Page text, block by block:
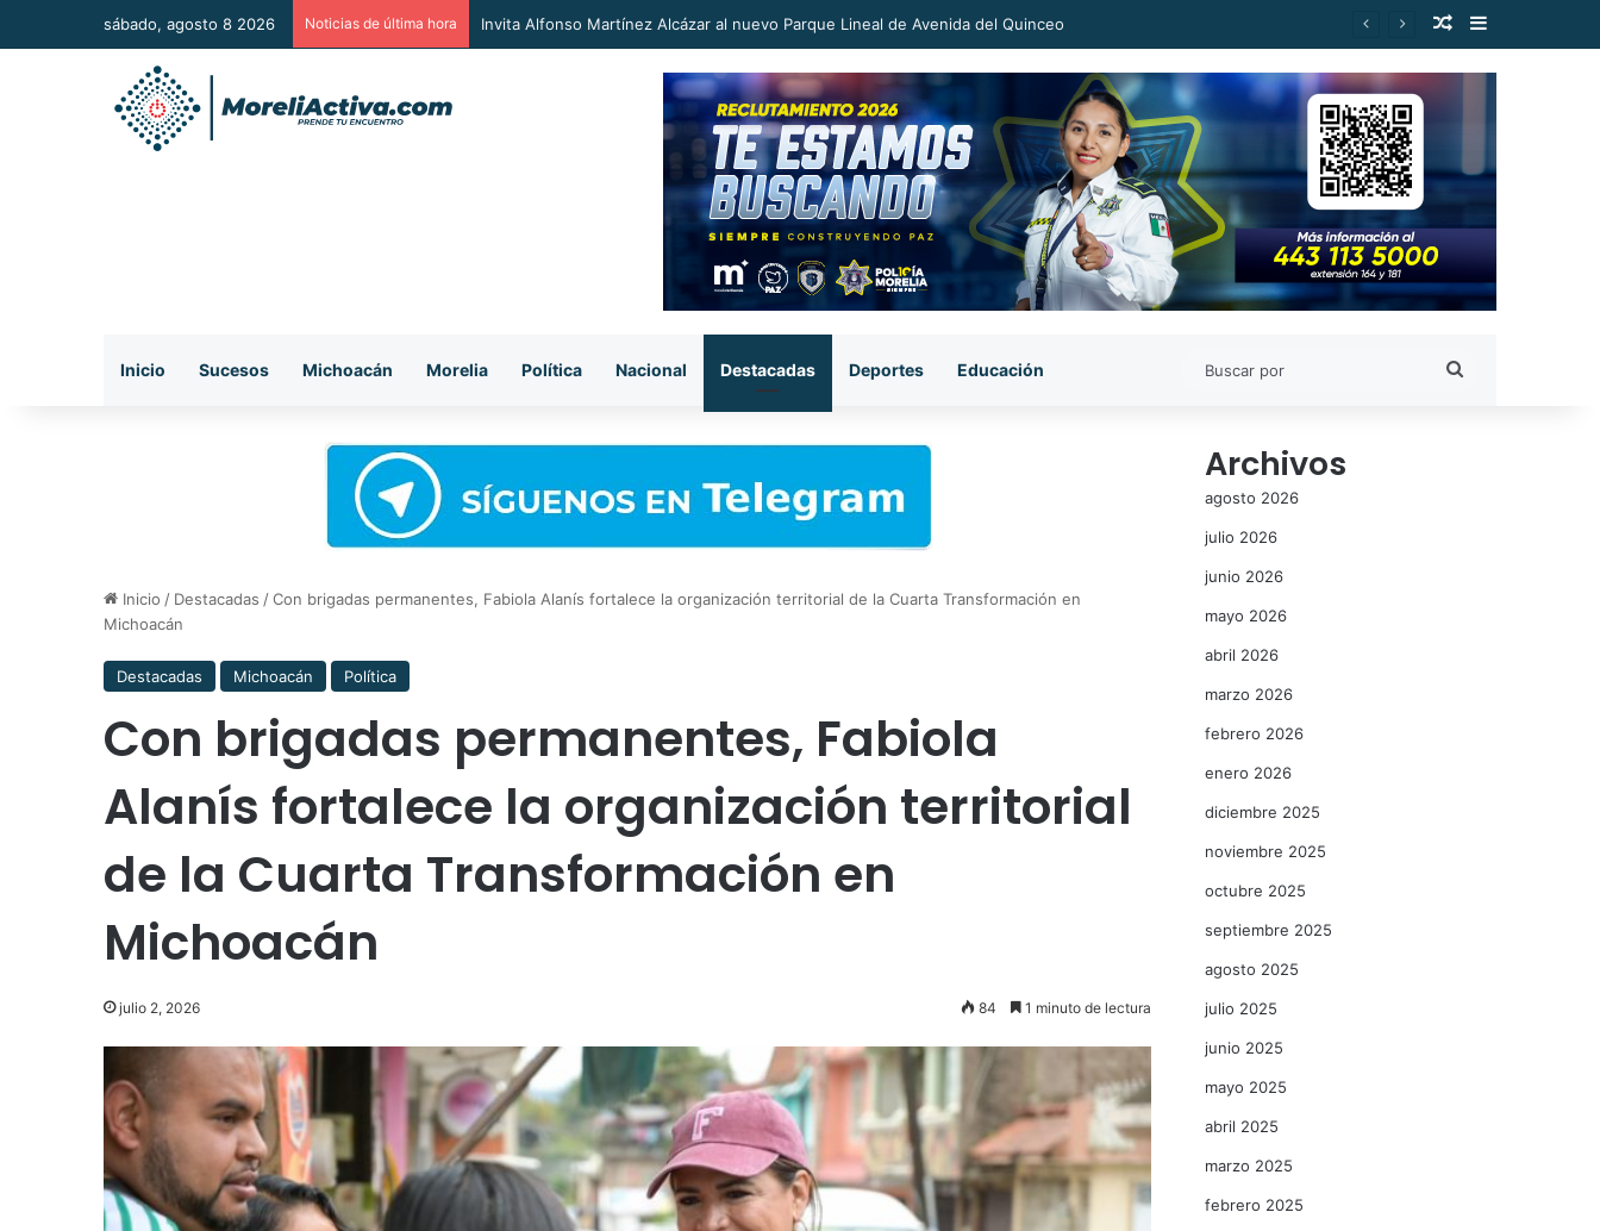
sábado, agosto 8 2026 Noticias de última hora Vinculan a proceso al «R1» por homicidio del ex alcalde Carlos Manzo Publicación al
Barra lateral
Inicio Sucesos Michoacán Morelia Política Nacional Destacadas Deportes Educación
Inicio / Destacadas /Con brigadas permanentes, Fabiola Alanís fortalece la organización territorial de la Cuarta Transformación en
Michoacán
Destacadas Michoacán Política
Con brigadas permanentes, Fabiola
Alanís fortalece la organización territorial
de la Cuarta Transformación en
Michoacán
julio 2, 2026 84 1 minuto de lectura
Archivos
agosto 2026
julio 2026
junio 2026
mayo 2026
abril 2026
marzo 2026
febrero 2026
enero 2026
diciembre 2025
noviembre 2025
octubre 2025
septiembre 2025
agosto 2025
julio 2025
junio 2025
mayo 2025
abril 2025
marzo 2025
febrero 2025